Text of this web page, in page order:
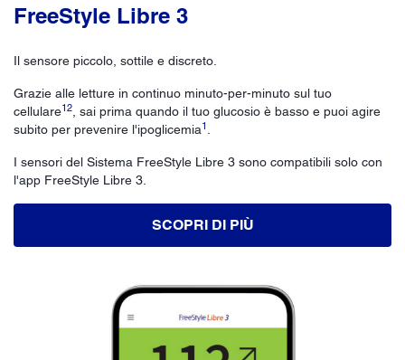
FreeStyle Libre 3
Il sensore piccolo, sottile e discreto.
Grazie alle letture in continuo minuto-per-minuto sul tuo
cellulare12 , sai prima quando il tuo glucosio è basso e puoi agire
subito per prevenire l'ipoglicemia1
I sensori del Sistema FreeStyle Libre 3 sono compatibili solo con
l'app FreeStyle Libre 3.
SCOPRI DI PIÙ